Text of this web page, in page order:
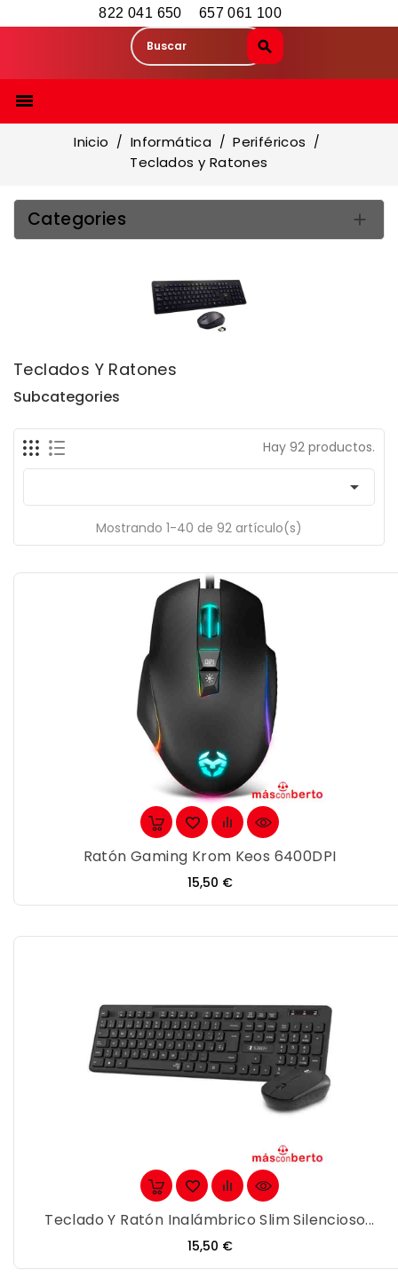
822 041 650 657 061 100

Inicio Informática
Periféricos
Teclados y Ratones
Categories 
Teclados Y Ratones
Subcategories
Hay 92 productos.

Mostrando 1-40 de 92 artículo(s)
Ratón Gaming Krom Keos 6400DPI
Precio
15,50 €
Teclado Y Ratón Inalámbrico Slim Silencioso...
Precio
15,50 €